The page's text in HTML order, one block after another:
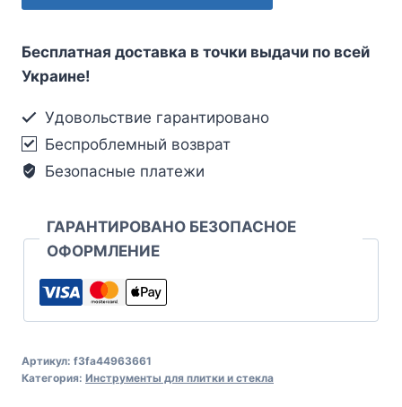
Бесплатная доставка в точки выдачи по всей
Украине!
Удовольствие гарантировано
Беспроблемный возврат
Безопасные платежи
ГАРАНТИРОВАНО БЕЗОПАСНОЕ
ОФОРМЛЕНИЕ
Артикул: f3fa44963661
Категория: Инструменты для плитки и стекла